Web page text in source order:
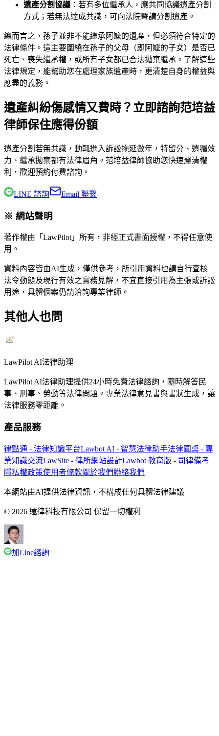
遺產分割協議 ：若有多位繼承人，應共同協議遺產分割
方式；若無法達成共識，可向法院聲請分割遺產。
總而言之，孫子並非不能繼承阿嬤的遺產，但必須符合特定的
法律條件。這主要圍繞在孫子的父母（即阿嬤的子女）是否已
死亡、喪失繼承權，或所有子女都已合法拋棄繼承。了解這些
法律規定，能幫助您在處理家族遺產時，更清楚自身的權益與
應盡的義務。
遺產糾紛傷感情又費時？立即諮詢范培益
律師保住應得份額
遺產分割若無共識，動輒進入訴訟拖延數年，特留分、遺囑效
力、繼承拋棄都有法律眉角。 范培益律師協助您快速釐清權
利，歡迎預約付費諮詢。
LINE 諮詢 Email 聯繫
※ 網站聲明
著作權由「LawPilot」所有，非經正式書面授權，不得任意使
用。
資料內容皆由AI生成，僅供參考，所引用資料也請自行查核
法令動態及現行有效之實務見解，不宜直接引用為主張或訴訟
用途，具體個案仍請洽詢專業律師。
其他人也問
LawPilot AI法律助理
LawPilot AI法律助理提供24小時免費法律諮詢，隨時解答民
事、刑事、勞動等法律問題。專業法律意見書與書狀生成，讓
法律服務零距離。
產品服務
律點通 - 法律知識平台Lawbot AI - 智慧法律助手法律圓桌 - 專
業知識交流LawSite - 律所網站設計Lawbot 教育版 - 司律備考
隱私權政策使用者條款關於我們聯絡我們
本網站由AI提供法律資訊，不構成任何具體法律建議
© 2026 遠律科技有限公司 保留一切權利
加Line諮詢